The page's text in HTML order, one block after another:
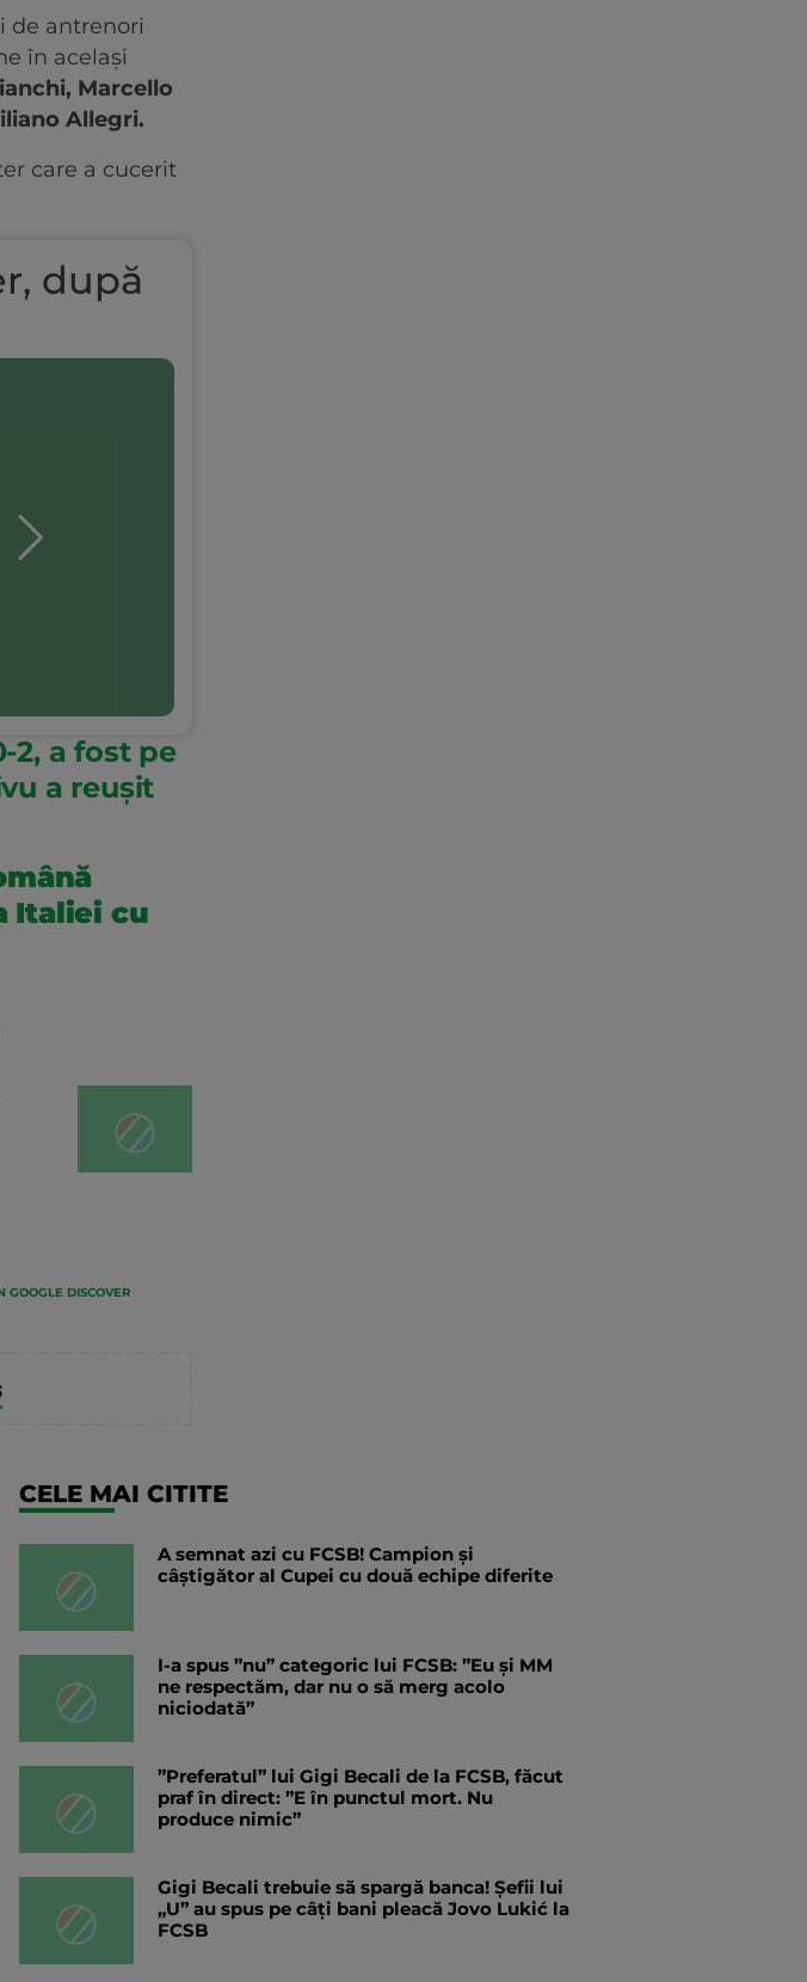
de antrenori
în același
Marcello
Allegri.
care a cucerit
după
2, a fost pe
a reușit
Italiei cu
GOOGLE DISCOVER
CELE MAI CITITE
A semnat azi cu FCSB! Campion și
câștigător al Cupei cu două echipe diferite
I-a spus ”nu” categoric lui FCSB: ”Eu și MM
ne respectăm, dar nu o să merg acolo
niciodată”
”Preferatul” lui Gigi Becali de la FCSB, făcut
praf în direct: ”E în punctul mort. Nu
produce nimic”
Gigi Becali trebuie să spargă banca! Șefii lui
„U” au spus pe câți bani pleacă Jovo Lukić la
FCSB